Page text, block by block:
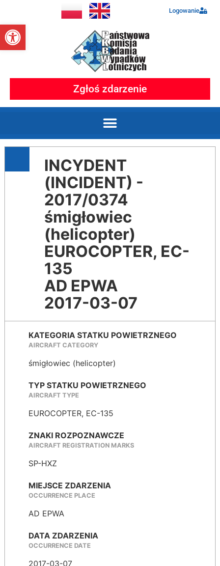
Otwórz pasek narzędzi
Logowanie
Zgłoś zdarzenie
INCYDENT
(INCIDENT) -
2017/0374
śmigłowiec
(helicopter)
EUROCOPTER, EC-
135
AD EPWA
2017-03-07
KATEGORIA STATKU POWIETRZNEGO
AIRCRAFT CATEGORY
śmigłowiec (helicopter)
TYP STATKU POWIETRZNEGO
AIRCRAFT TYPE
EUROCOPTER, EC-135
ZNAKI ROZPOZNAWCZE
AIRCRAFT REGISTRATION MARKS
SP-HXZ
MIEJSCE ZDARZENIA
OCCURRENCE PLACE
AD EPWA
DATA ZDARZENIA
OCCURRENCE DATE
2017-03-07